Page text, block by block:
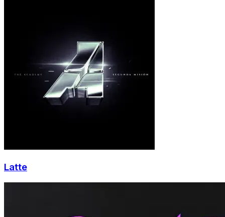
Latte